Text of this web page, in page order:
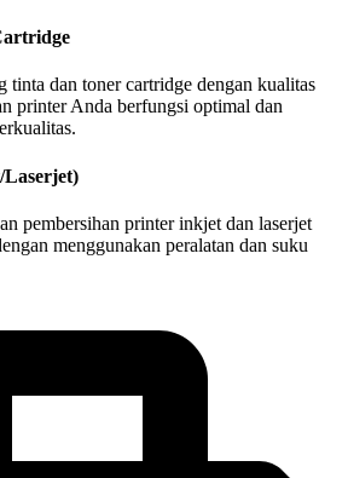
tinta dan toner cartridge dengan kualitas
printer Anda berfungsi optimal dan
pembersihan printer inkjet dan laserjet
menggunakan peralatan dan suku